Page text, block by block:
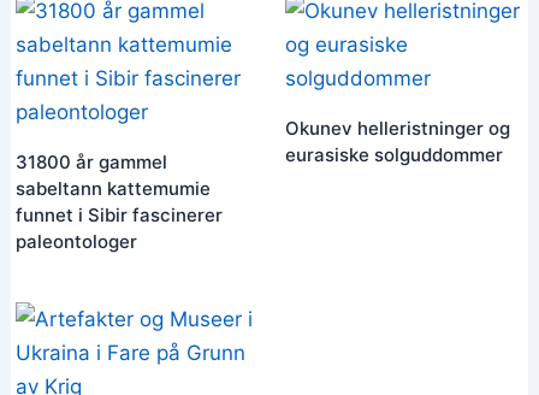
31800 år gammel
sabeltann kattemumie
funnet i Sibir fascinerer
paleontologer
Okunev helleristninger og
eurasiske solguddommer